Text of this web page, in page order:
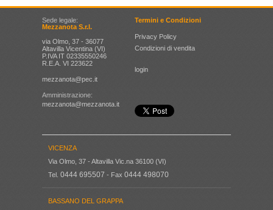
Sede legale:
Mezzanota S.r.l.
via Olmo, 37 - 36077
Altavilla Vicentina (VI)
P.IVA IT 02335550246
R.E.A. VI 223622
mezzanota@pec.it
Amministrazione:
mezzanota@mezzanota.it
Termini e Condizioni
Privacy Policy
Condizioni di vendita
login
VICENZA
Via Olmo, 37 - Altavilla Vic.na 36100 (VI)
Tel. 0444 695507 - Fax 0444 498070
BASSANO DEL GRAPPA